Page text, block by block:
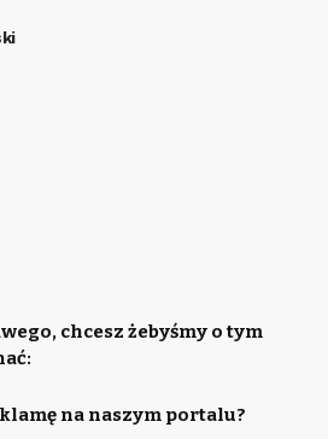
chcesz żebyśmy o tym
na naszym portalu?